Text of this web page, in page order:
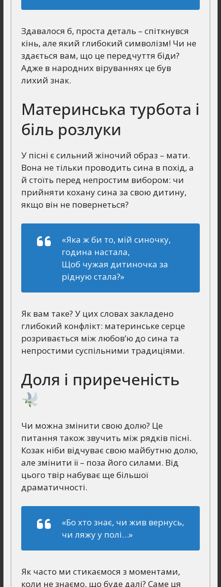
Здавалося б, проста деталь – спіткнувся
кінь, але який глибокий символізм! Чи не
здається вам, що це передчуття біди?
Адже в народних віруваннях це був
лихий знак.
Материнська турбота і
біль розлуки
У пісні є сильний жіночий образ – мати.
Вона не тільки проводить сина в похід, а
й стоїть перед непростим вибором: чи
прийняти кохану сина за свою дитину,
якщо він не повернеться?
«Яка ж би то, мій синочку,
година настала,
Щоб чужая дитиночка за
рідную стала?»
Як вам таке? У цих словах закладено
глибокий конфлікт: материнське серце
розривається між любов’ю до сина та
непростими суспільними традиціями.
Доля і приреченість
Чи можна змінити свою долю? Це
питання також звучить між рядків пісні.
Козак ніби відчуває свою майбутню долю,
але змінити її – поза його силами. Від
цього твір набуває ще більшої
драматичності.
«Бо хто знає, чи жив вернусь,
чи ляжу у полі…»
Як часто ми стикаємося з моментами,
коли не знаємо, що буде далі? Саме ця